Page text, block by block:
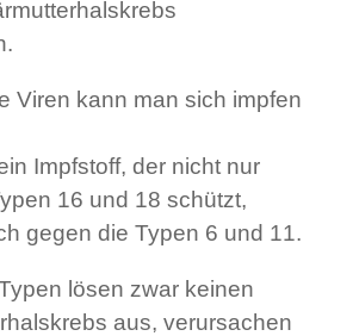
Viren kann man sich impfen
Impfstoff, der nicht nur
16 und 18 schützt,
gegen die Typen 6 und 11.
lösen zwar keinen
aus, verursachen